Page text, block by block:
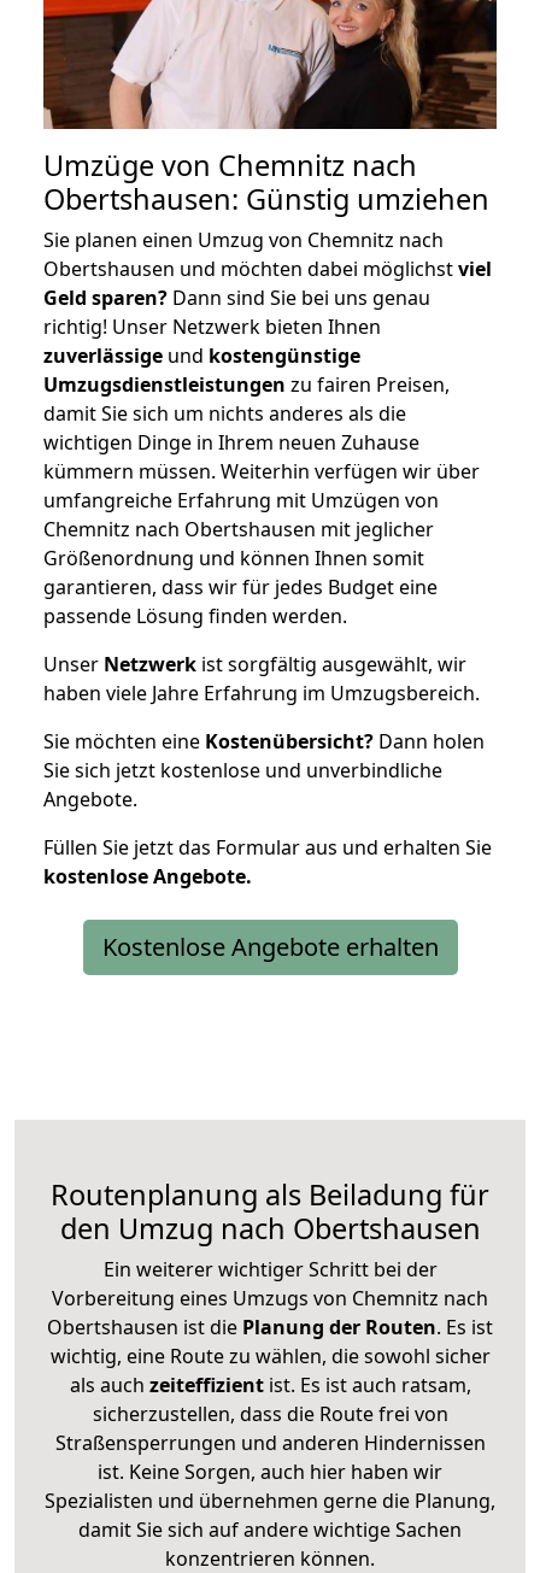
Umzüge von Chemnitz nach
Obertshausen: Günstig umziehen
Sie planen einen Umzug von Chemnitz nach
Obertshausen und möchten dabei möglichstviel
Geld sparen? Dann sind Sie bei uns genau
richtig! Unser Netzwerk bieten Ihnen
zuverlässige und kostengünstige
Umzugsdienstleistungen zu fairen Preisen,
damit Sie sich um nichts anderes als die
wichtigen Dinge in Ihrem neuen Zuhause
kümmern müssen. Weiterhin verfügen wir über
umfangreiche Erfahrung mit Umzügen von
Chemnitz nach Obertshausen mit jeglicher
Größenordnung und können Ihnen somit
garantieren, dass wir für jedes Budget eine
passende Lösung finden werden.
Unser Netzwerk ist sorgfältig ausgewählt, wir
haben viele Jahre Erfahrung im Umzugsbereich.
Sie möchten eine Kostenübersicht? Dann holen
Sie sich jetzt kostenlose und unverbindliche
Angebote.
Füllen Sie jetzt das Formular aus und erhalten Sie
kostenloseAngebote.
Kostenlose Angebote erhalten
Routenplanung als Beiladung für
den Umzug nach Obertshausen
Ein weiterer wichtiger Schritt bei der
Vorbereitung eines Umzugs von Chemnitz nach
Obertshausen ist die Planung der Routen. Es ist
wichtig, eine Route zu wählen, die sowohl sicher
als auch zeiteffizientist. Es ist auch ratsam,
sicherzustellen, dass die Route frei von
Straßensperrungen und anderen Hindernissen
ist. Keine Sorgen, auch hier haben wir
Spezialisten und übernehmen gerne die Planung,
damit Sie sich auf andere wichtige Sachen
konzentrieren können.